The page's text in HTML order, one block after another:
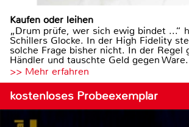
Kaufen oder leihen
„Drum prüfe, wer sich ewig bindet ...“
Schillers Glocke. In der High Fidelity
solche Frage bisher nicht. In der Regel
Händler und tauschte Geld gegen Ware.
>> Mehr erfahren
kostenloses Probeexemplar